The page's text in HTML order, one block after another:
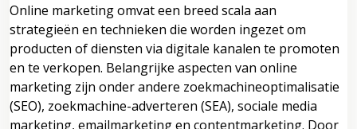
Online marketing omvat een breed scala aan
strategieën en technieken die worden ingezet om
producten of diensten via digitale kanalen te promoten
en te verkopen. Belangrijke aspecten van online
marketing zijn onder andere zoekmachineoptimalisatie
(SEO), zoekmachine-adverteren (SEA), sociale media
marketing, emailmarketing en contentmarketing. Door